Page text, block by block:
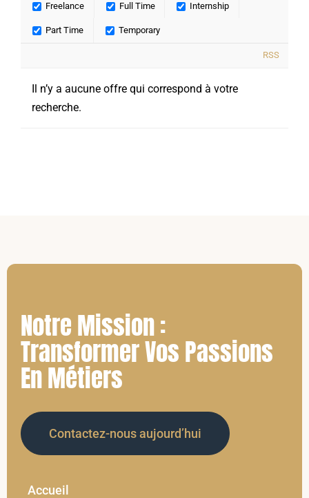
Formations Courtes
Contact
Freelance Full Time Internship
Part Time Temporary
RSS
Il n’y a aucune offre qui correspond à votre
recherche.
Notre Mission :
Transformer Vos Passions
En Métiers
Contactez-nous aujourd’hui
Accueil